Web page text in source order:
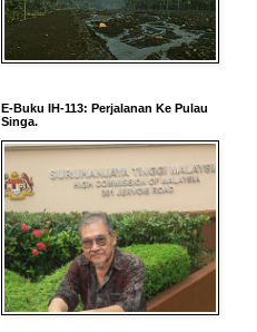
E-Buku IH-113: Perjalanan Ke Pulau
Singa.